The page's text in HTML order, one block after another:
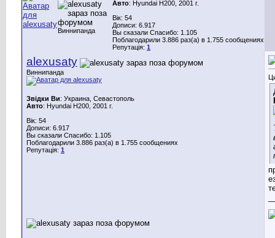
Виннипанда
Авто: Hyundai H200, 2001 г.
Вік: 54
Дописи: 6.917
Вы сказали Спасибо: 1.105
Поблагодарили 3.886 раз(а) в 1.755 сообщениях
Репутація: 1
alexusaty
Виннипанда
Звідки Ви: Украина, Севастополь
Авто: Hyundai H200, 2001 г.
Вік: 54
Дописи: 6.917
Вы сказали Спасибо: 1.105
Поблагодарили 3.886 раз(а) в 1.755 сообщениях
Репутація: 1